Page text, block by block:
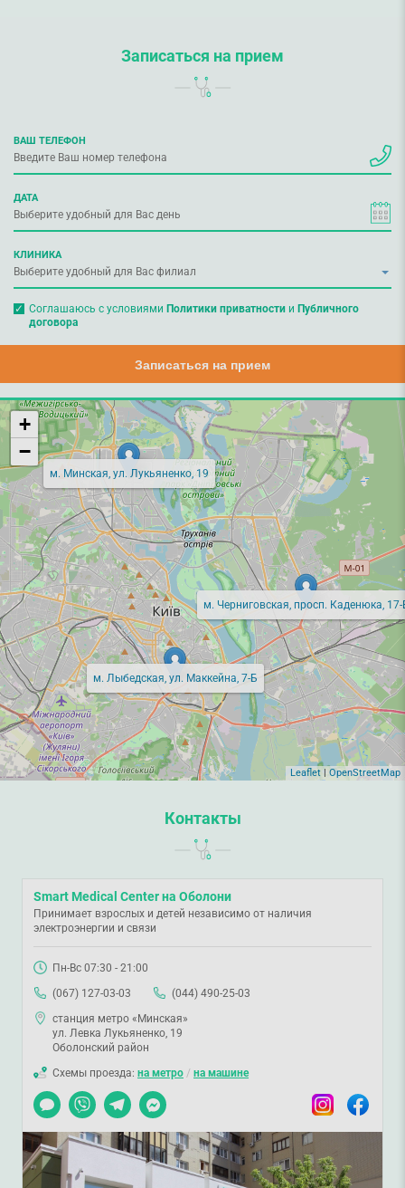
Записаться на прием
ВАШ ТЕЛЕФОН
ДАТА
КЛИНИКА
Соглашаюсь с условиями Политики приватностии Публичного
договора
Записаться на прием
м. Минская, ул. Лукьяненко, 19
м. Лыбедская, ул. Маккейна, 7-Б
м. Черниговская, просп. Каденюка, 17-
+
−
Leaflet| OpenStreetMap
Контакты
Smart Medical Center на Оболони
Принимает взрослых и детей независимо от наличия
электроэнергии и связи
Пн-Вс 07:30 - 21:00
(067) 127-03-03
(044) 490-25-03
станция метро «Минская»
ул. Левка Лукьяненко, 19
Оболонский район
Схемы проезда: на метро / на машине
Чат
Viber TelegramMessenger InstagramFacebook